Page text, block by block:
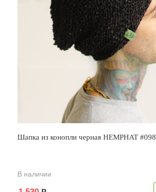
Шапка из конопли черная HEMPHAT #098
В наличии